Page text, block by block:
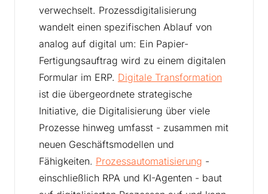
verwechselt. Prozessdigitalisierung
wandelt einen spezifischen Ablauf von
analog auf digital um: Ein Papier-
Fertigungsauftrag wird zu einem digitalen
Formular im ERP. Digitale Transformation
ist die übergeordnete strategische
Initiative, die Digitalisierung über viele
Prozesse hinweg umfasst - zusammen mit
neuen Geschäftsmodellen und
Fähigkeiten. Prozessautomatisierung -
einschließlich RPA und KI-Agenten - baut